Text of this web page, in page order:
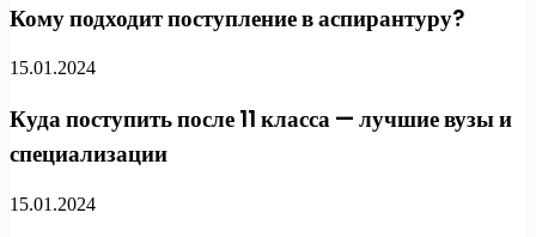
Кому подходит поступление в аспирантуру?
15.01.2024
Куда поступить после 11 класса — лучшие вузы и
специализации
15.01.2024